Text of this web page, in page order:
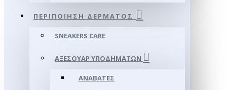
ΠΕΡΙΠΟΊΗΣΗ ΔΈΡΜΑΤΟΣ
SNEAKERS CARE
ΑΞΕΣΟΥΑΡ ΥΠΟΔΗΜΆΤΩΝ
ΑΝΑΒΆΤΕΣ